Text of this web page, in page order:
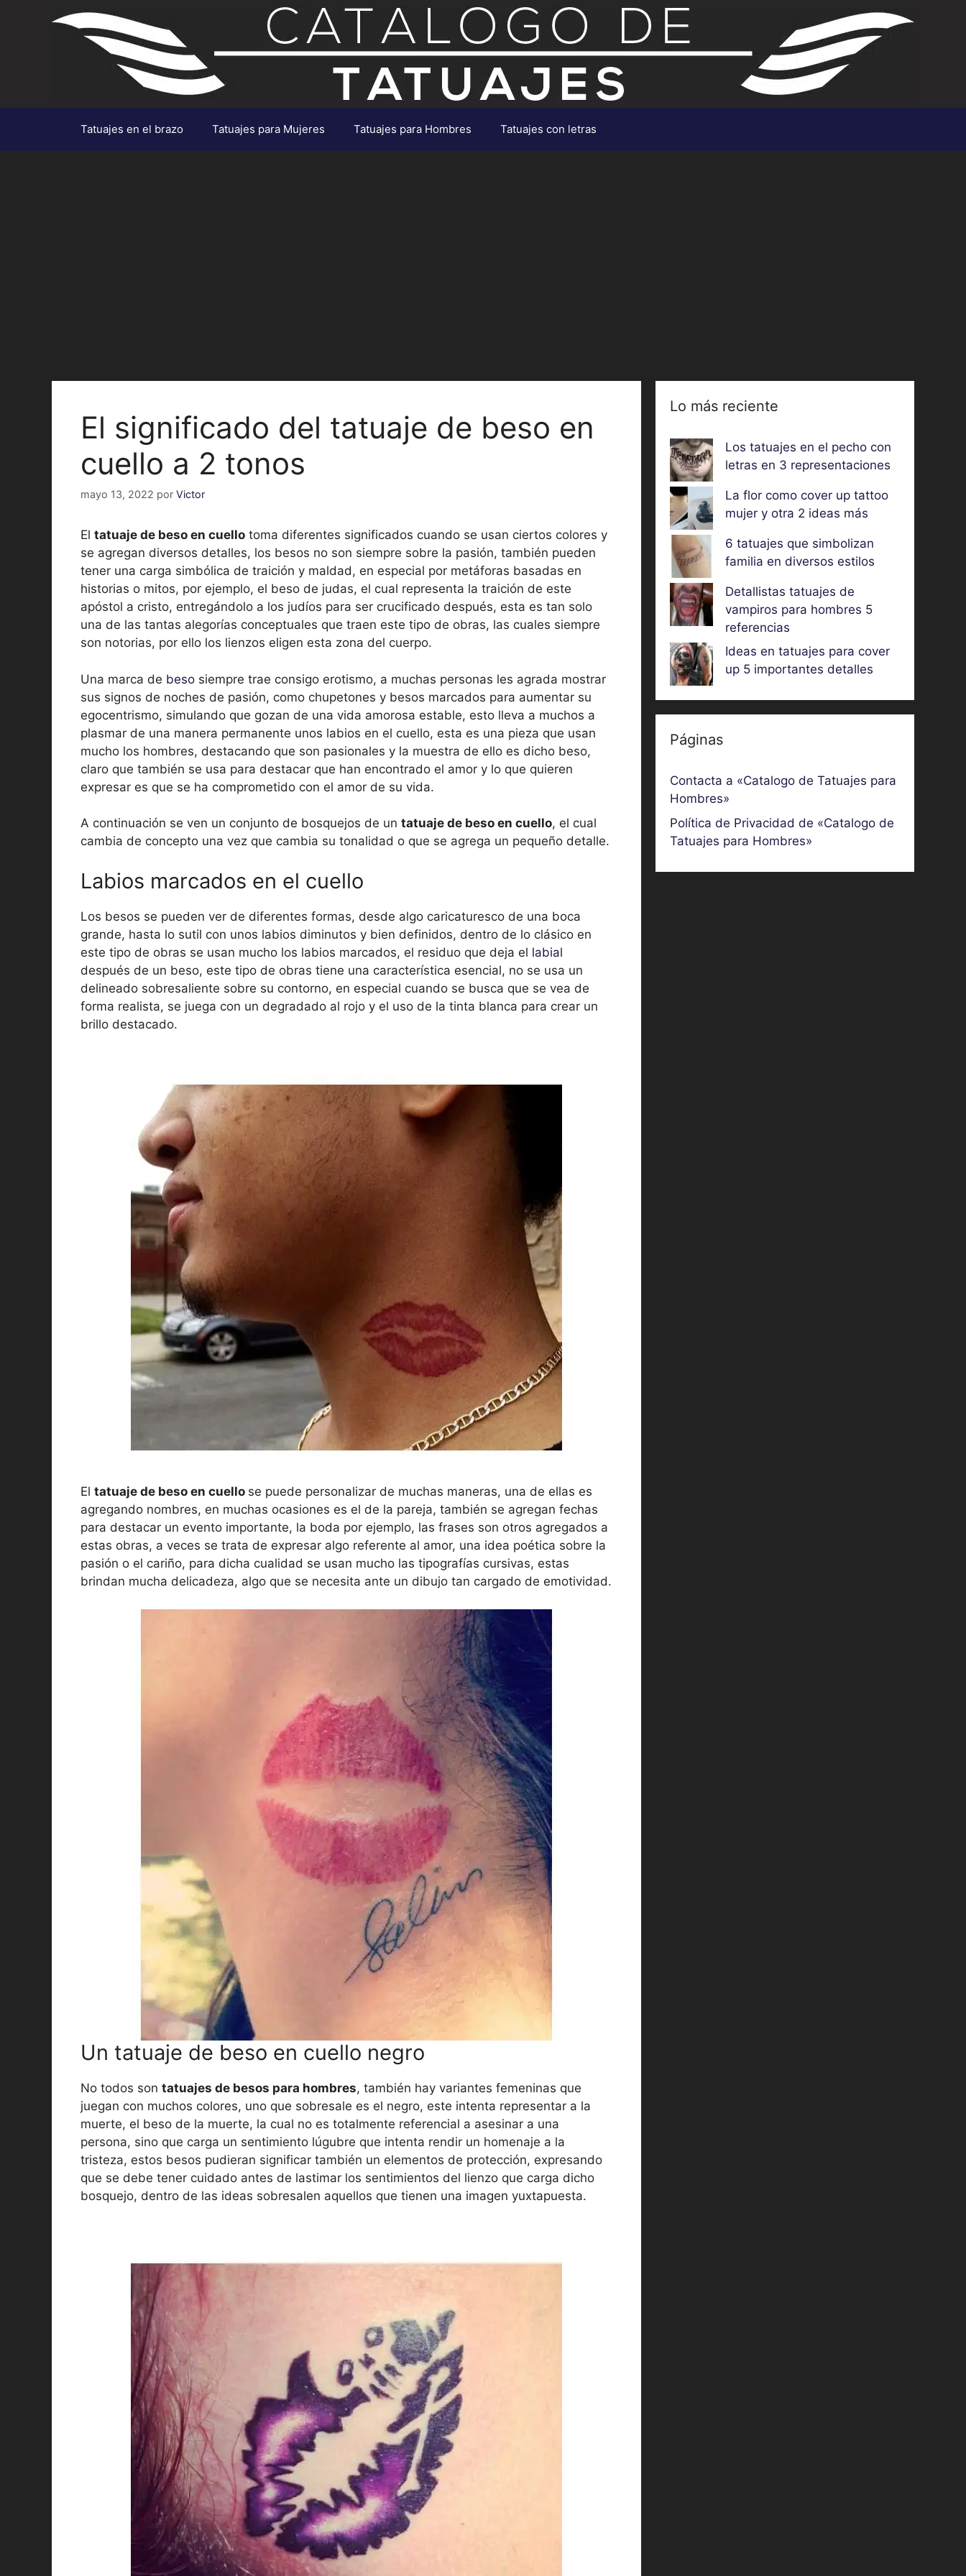
Tatuajes en el brazo Tatuajes para Mujeres Tatuajes para Hombres Tatuajes con letras
El significado del tatuaje de beso en
cuello a 2 tonos
mayo 13, 2022 por Victor
El tatuaje de beso en cuello toma diferentes significados cuando se usan ciertos colores y
se agregan diversos detalles, los besos no son siempre sobre la pasión, también pueden
tener una carga simbólica de traición y maldad, en especial por metáforas basadas en
historias o mitos, por ejemplo, el beso de judas, el cual representa la traición de este
apóstol a cristo, entregándolo a los judíos para ser crucificado después, esta es tan solo
una de las tantas alegorías conceptuales que traen este tipo de obras, las cuales siempre
son notorias, por ello los lienzos eligen esta zona del cuerpo.
Una marca de beso siempre trae consigo erotismo, a muchas personas les agrada mostrar
sus signos de noches de pasión, como chupetones y besos marcados para aumentar su
egocentrismo, simulando que gozan de una vida amorosa estable, esto lleva a muchos a
plasmar de una manera permanente unos labios en el cuello, esta es una pieza que usan
mucho los hombres, destacando que son pasionales y la muestra de ello es dicho beso,
claro que también se usa para destacar que han encontrado el amor y lo que quieren
expresar es que se ha comprometido con el amor de su vida.
A continuación se ven un conjunto de bosquejos de un tatuaje de beso en cuello, el cual
cambia de concepto una vez que cambia su tonalidad o que se agrega un pequeño detalle.
Labios marcados en el cuello
Los besos se pueden ver de diferentes formas, desde algo caricaturesco de una boca
grande, hasta lo sutil con unos labios diminutos y bien definidos, dentro de lo clásico en
este tipo de obras se usan mucho los labios marcados, el residuo que deja el labial
después de un beso, este tipo de obras tiene una característica esencial, no se usa un
delineado sobresaliente sobre su contorno, en especial cuando se busca que se vea de
forma realista, se juega con un degradado al rojo y el uso de la tinta blanca para crear un
brillo destacado.
El tatuaje de beso en cuello se puede personalizar de muchas maneras, una de ellas es
agregando nombres, en muchas ocasiones es el de la pareja, también se agregan fechas
para destacar un evento importante, la boda por ejemplo, las frases son otros agregados a
estas obras, a veces se trata de expresar algo referente al amor, una idea poética sobre la
pasión o el cariño, para dicha cualidad se usan mucho las tipografías cursivas, estas
brindan mucha delicadeza, algo que se necesita ante un dibujo tan cargado de emotividad.
Un tatuaje de beso en cuello negro
No todos son tatuajes de besos para hombres, también hay variantes femeninas que
juegan con muchos colores, uno que sobresale es el negro, este intenta representar a la
muerte, el beso de la muerte, la cual no es totalmente referencial a asesinar a una
persona, sino que carga un sentimiento lúgubre que intenta rendir un homenaje a la
tristeza, estos besos pudieran significar también un elementos de protección, expresando
que se debe tener cuidado antes de lastimar los sentimientos del lienzo que carga dicho
bosquejo, dentro de las ideas sobresalen aquellos que tienen una imagen yuxtapuesta.
Lo más reciente
Los tatuajes en el pecho con
letras en 3 representaciones
La flor como cover up tattoo
mujer y otra 2 ideas más
6 tatuajes que simbolizan
familia en diversos estilos
Detallistas tatuajes de
vampiros para hombres 5
referencias
Ideas en tatuajes para cover
up 5 importantes detalles
Páginas
Contacta a «Catalogo de Tatuajes para
Hombres»
Política de Privacidad de «Catalogo de
Tatuajes para Hombres»